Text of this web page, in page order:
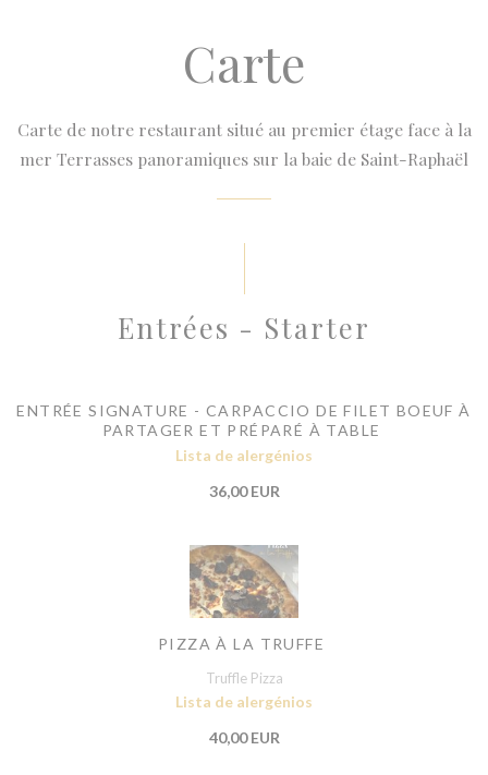
Carte
Carte de notre restaurant situé au premier étage face à la
mer Terrasses panoramiques sur la baie de Saint-Raphaël
Entrées - Starter
ENTRÉE SIGNATURE - CARPACCIO DE FILET BOEUF À
PARTAGER ET PRÉPARÉ À TABLE
Lista de alergénios
36,00 EUR
PIZZA À LA TRUFFE
Truffle Pizza
Lista de alergénios
40,00 EUR